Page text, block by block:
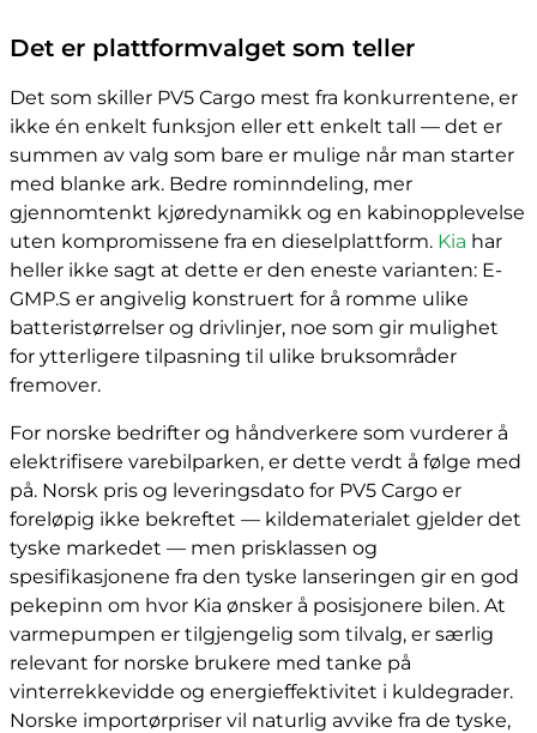
Det er plattformvalget som teller
Det som skiller PV5 Cargo mest fra konkurrentene, er
ikke én enkelt funksjon eller ett enkelt tall — det er
summen av valg som bare er mulige når man starter
med blanke ark. Bedre rominndeling, mer
gjennomtenkt kjøredynamikk og en kabinopplevelse
uten kompromissene fra en dieselplattform. Kia har
heller ikke sagt at dette er den eneste varianten: E-
GMP.S er angivelig konstruert for å romme ulike
batteristørrelser og drivlinjer, noe som gir mulighet
for ytterligere tilpasning til ulike bruksområder
fremover.
For norske bedrifter og håndverkere som vurderer å
elektrifisere varebilparken, er dette verdt å følge med
på. Norsk pris og leveringsdato for PV5 Cargo er
foreløpig ikke bekreftet — kildematerialet gjelder det
tyske markedet — men prisklassen og
spesifikasjonene fra den tyske lanseringen gir en god
pekepinn om hvor Kia ønsker å posisjonere bilen. At
varmepumpen er tilgjengelig som tilvalg, er særlig
relevant for norske brukere med tanke på
vinterrekkevidde og energieffektivitet i kuldegrader.
Norske importørpriser vil naturlig avvike fra de tyske,